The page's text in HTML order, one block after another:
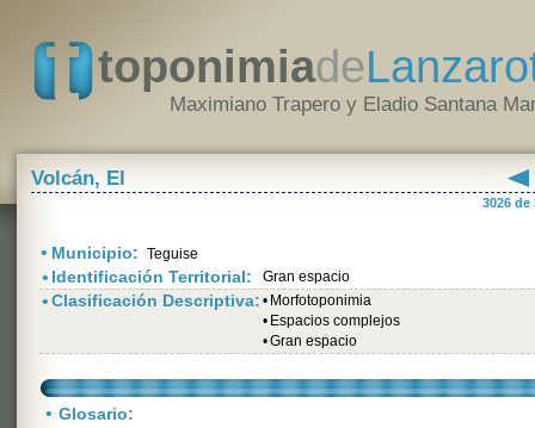
toponimiade
Maximiano Trapero y Eladio Santana
Volcán, El
3026 de
• Municipio: Teguise
• Identificación Territorial: Gran espacio
•Clasificación Descriptiva: • Morfotoponimia
• Espacios complejos
•Gran espacio
• Glosario: